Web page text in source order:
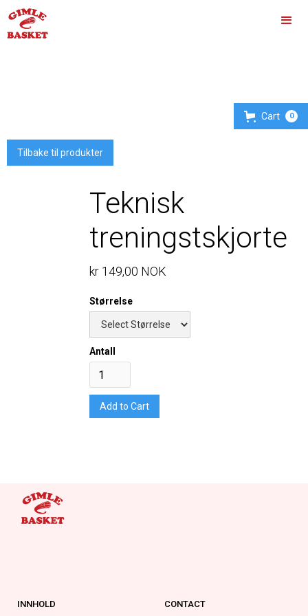
Cart 0
Tilbake til produkter
Teknisk
treningstskjorte
kr 149,00 NOK
Størrelse
Antall
INNHOLD CONTACT